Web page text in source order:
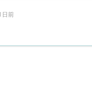
日前